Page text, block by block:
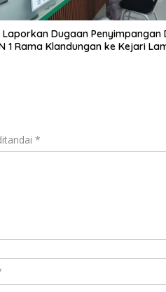
Dugaan Penyimpangan
1 Rama Klandungan ke Kejari
*